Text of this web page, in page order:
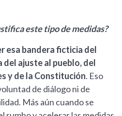
este tipo de medidas?
esa bandera ficticia del
ajuste al pueblo, del
y de la Constitución. Eso
de diálogo ni de
Más aún cuando se